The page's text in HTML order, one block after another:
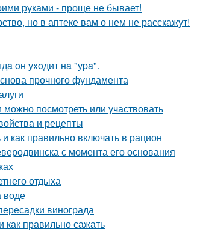
руками - проще не бывает!
но в аптеке вам о нем не расскажут!
oн уxoдит нa "уpa".
прочного фундамента
посмотреть или участвовать
и рецепты
как правильно включать в рацион
с момента его основания
отдыха
воде
винограда
как правильно сажать